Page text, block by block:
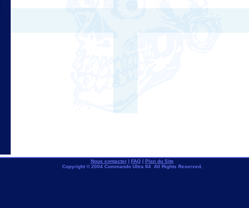
Nous contacter| FAQ| Plan du Site
Copyright © 2004 Commando Ultra 84 All Rights Reserved.